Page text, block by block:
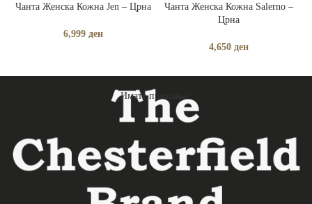
Чанта Женска Кожна Jen – Црна
6,999 ден
Чанта Женска Кожна Salerno –
Црна
4,650 ден
Имате прашања?